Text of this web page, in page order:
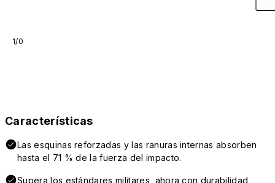
1/0
Características
Las esquinas reforzadas y las ranuras internas absorben
hasta el 71 % de la fuerza del impacto.
Supera los estándares militares, ahora con durabilidad